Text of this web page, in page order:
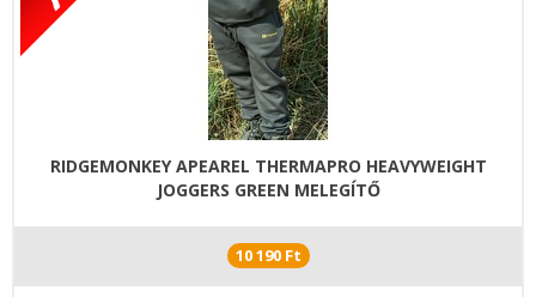
RIDGEMONKEY APEAREL THERMAPRO HEAVYWEIGHT
JOGGERS GREEN MELEGÍTŐ
10 190 Ft